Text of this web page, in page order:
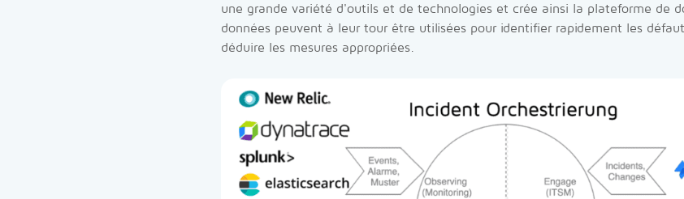
une grande variété d'outils et de technologies et crée ainsi la plateforme de
données peuvent à leur tour être utilisées pour identifier rapidement les
déduire les mesures appropriées.